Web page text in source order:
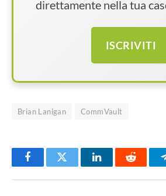
direttamente nella tua
ISCRIVITI
Brian Lanigan CommVault
FacebookTwitter LinkedInReddit